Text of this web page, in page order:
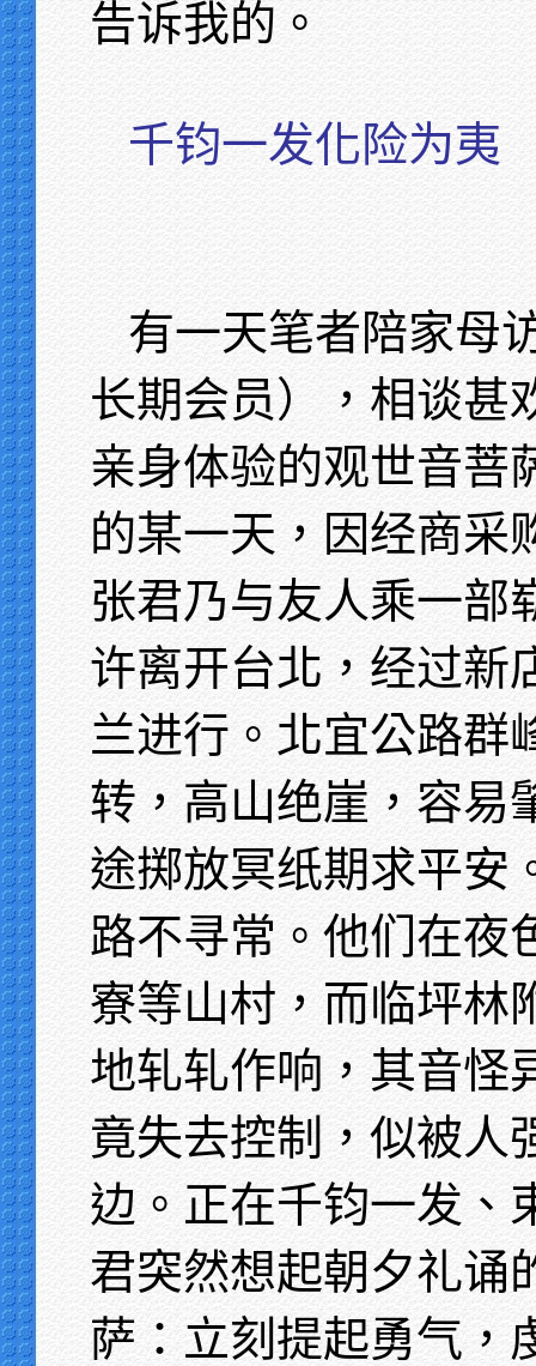
告诉我的。
千钧一发化险为夷
有一天笔者陪家母
长期会员），相谈甚
亲身体验的观世音菩
的某一天，因经商采
张君乃与友人乘一部
许离开台北，经过新
兰进行。北宜公路群
转，高山绝崖，容易
途掷放冥纸期求平安
路不寻常。他们在夜
寮等山村，而临坪林
地轧轧作响，其音怪
竟失去控制，似被人
边。正在千钧一发、
君突然想起朝夕礼诵
萨：立刻提起勇气，